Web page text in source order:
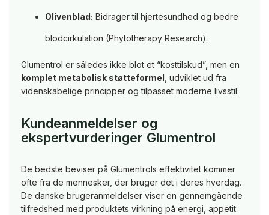
Olivenblad: Bidrager til hjertesundhed og bedre
blodcirkulation (Phytotherapy Research).
Glumentrol er således ikke blot et “kosttilskud”, men en
komplet metabolisk støtteformel , udviklet ud fra
videnskabelige principper og tilpasset moderne livsstil.
Kundeanmeldelser og
ekspertvurderinger Glumentrol
De bedste beviser på Glumentrols effektivitet kommer
ofte fra de mennesker, der bruger det i deres hverdag.
De danske brugeranmeldelser viser en gennemgående
tilfredshed med produktets virkning på energi, appetit